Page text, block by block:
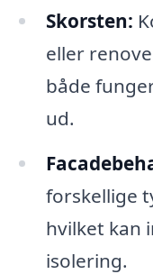
Skorsten:
eller
både
ud.
forskellige
hvilket kan
isolering.